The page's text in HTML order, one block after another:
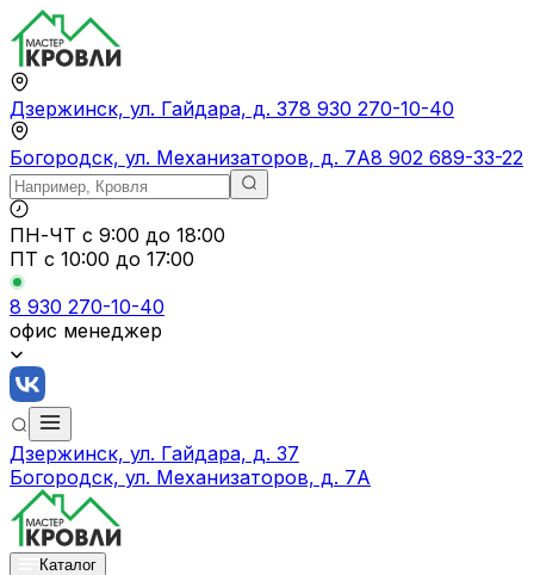
Дзержинск, ул. Гайдара, д. 378 930 270-10-40
Богородск, ул. Механизаторов, д. 7А8 902 689-33-22
ПН-ЧТ с 9:00 до 18:00
ПТ с 10:00 до 17:00
8 930 270-10-40
офис менеджер
Дзержинск, ул. Гайдара, д. 37
Богородск, ул. Механизаторов, д. 7А
Каталог